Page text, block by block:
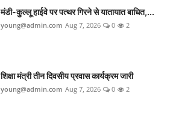
मंडी-कुल्लू हाईवे पर पत्थर गिरने से यातायात बाधित,...
young@admin.com Aug 7, 2026 0 2
शिक्षा मंत्री तीन दिवसीय प्रवास कार्यक्रम जारी
young@admin.com Aug 7, 2026 0 2